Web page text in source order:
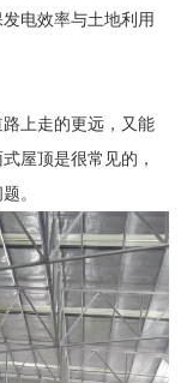
电效率与土地利用
上走的更远，又能
屋顶是很常见的，
。